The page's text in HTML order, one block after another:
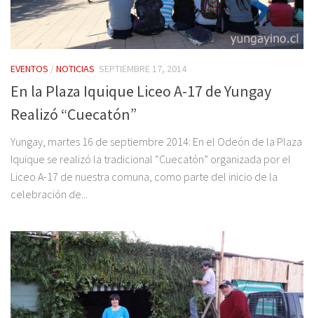
EVENTOS /NOTICIAS SEPTIEMBRE 17, 2014
En la Plaza Iquique Liceo A-17 de Yungay
Realizó “Cuecatón”
Yungay, martes 16 de septiembre 2014: En el Odeón de la Plaza
Iquique se realizó la tradicional “Cuecatón” organizada por el
Liceo A-17 de nuestra comuna, como parte del inicio de la
celebración de...